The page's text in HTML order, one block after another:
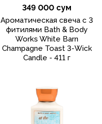
349 000 сум
Ароматическая свеча с 3
фитилями Bath & Body
Works White Barn
Champagne Toast 3-Wick
Candle - 411 г